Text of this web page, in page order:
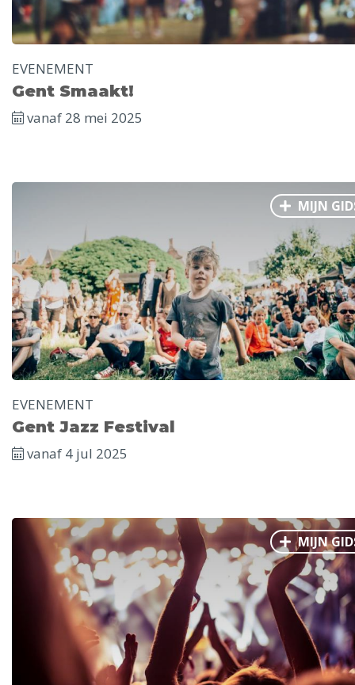
Singapore
Rome Berlijn Mechelen Venetië
Florence
Dublin
Hong Kong München Wenen Budapest
Alles bekijken
EVENEMENT
Gent Smaakt!
vanaf 28 mei 2025
MIJN
EVENEMENT
Gent Jazz Festival
vanaf 4 jul 2025
MIJN